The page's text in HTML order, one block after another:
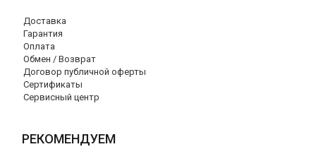
Доставка
Гарантия
Оплата
Обмен / Возврат
Договор публичной оферты
Сертификаты
Сервисный центр
РЕКОМЕНДУЕМ